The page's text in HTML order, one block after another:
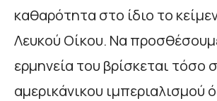
καθαρότητα στο ίδιο το
Λευκού Οίκου. Να
ερμηνεία του βρίσκεται τόσο
αμερικάνικου ιμπεριαλισμού